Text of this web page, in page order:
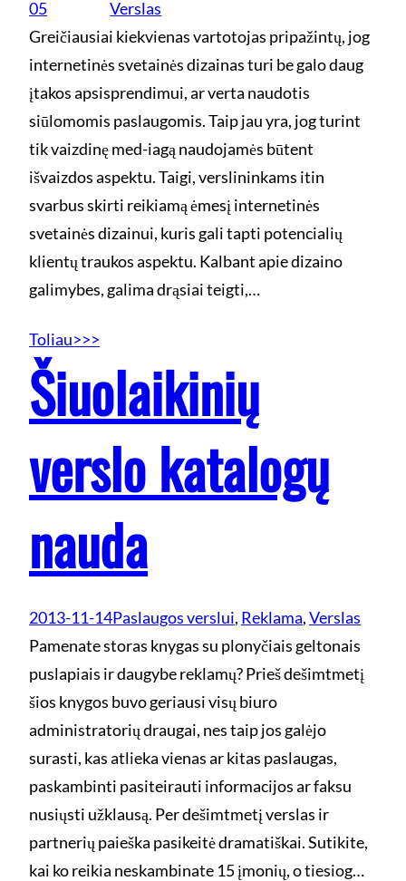
05
Verslas
Greičiausiai kiekvienas vartotojas pripažintų, jog
internetinės svetainės dizainas turi be galo daug
įtakos apsisprendimui, ar verta naudotis
siūlomomis paslaugomis. Taip jau yra, jog turint
tik vaizdinę med-iagą naudojamės būtent
išvaizdos aspektu. Taigi, verslininkams itin
svarbus skirti reikiamą ėmesį internetinės
svetainės dizainui, kuris gali tapti potencialių
klientų traukos aspektu. Kalbant apie dizaino
galimybes, galima drąsiai teigti,…
Toliau>>>
Šiuolaikinių
verslo katalogų
nauda
2013-11-14Paslaugos verslui, Reklama, Verslas
Pamenate storas knygas su plonyčiais geltonais
puslapiais ir daugybe reklamų? Prieš dešimtmetį
šios knygos buvo geriausi visų biuro
administratorių draugai, nes taip jos galėjo
surasti, kas atlieka vienas ar kitas paslaugas,
paskambinti pasiteirauti informacijos ar faksu
nusiųsti užklausą. Per dešimtmetį verslas ir
partnerių paieška pasikeitė dramatiškai. Sutikite,
kai ko reikia neskambinate 15 įmonių, o tiesiog…